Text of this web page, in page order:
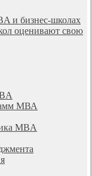
и бизнес-школах
оценивают свою
МВА
MBA